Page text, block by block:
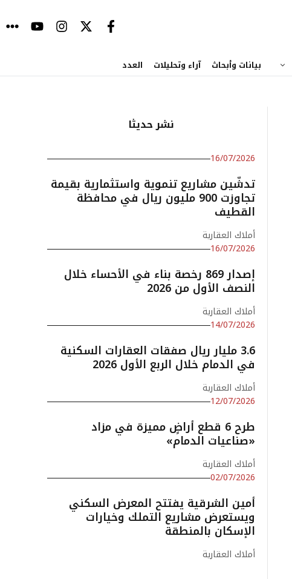
بيانات وأبحاث آراء وتحليلات العدد
نشر حديثا
16/07/2026
تدشّين مشاريع تنموية واستثمارية بقيمة
تجاوزت 900 مليون ريال في محافظة
القطيف
أملاك العقارية
16/07/2026
إصدار 869 رخصة بناء في الأحساء خلال
النصف الأول من 2026
أملاك العقارية
14/07/2026
3.6 مليار ريال صفقات العقارات السكنية
في الدمام خلال الربع الأول 2026
أملاك العقارية
12/07/2026
طرح 6 قطع أراضٍ مميزة في مزاد
«صناعيات الدمام»
أملاك العقارية
02/07/2026
أمين الشرقية يفتتح المعرض السكني
ويستعرض مشاريع التملك وخيارات
الإسكان بالمنطقة
أملاك العقارية